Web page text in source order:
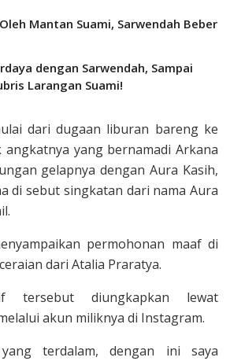
Mantan Suami, Sarwendah Beber
dengan Sarwendah, Sampai
Larangan Suami!
dari dugaan liburan bareng ke
angkatnya yang bernamadi Arkana
gelapnya dengan Aura Kasih,
di sebut singkatan dari nama Aura
permohonan maaf di
dari Atalia Praratya.
tersebut diungkapkan lewat
akun miliknya di Instagram.
terdalam, dengan ini saya